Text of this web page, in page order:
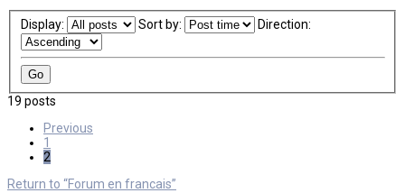
Display: Sort by: Direction:
19 posts
Previous
1
2
Return to “Forum en francais”